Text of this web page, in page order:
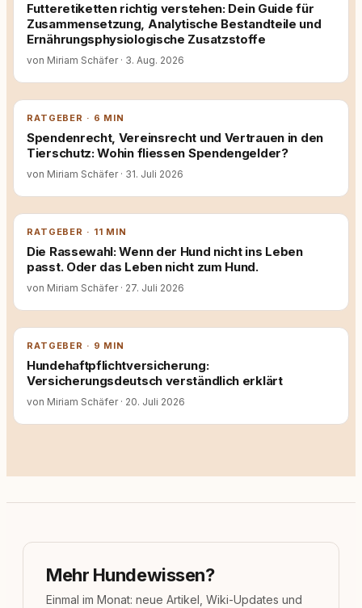
Futteretiketten richtig verstehen: Dein Guide für
Zusammensetzung, Analytische Bestandteile und
Ernährungsphysiologische Zusatzstoffe
von Miriam Schäfer · 3. Aug. 2026
RATGEBER · 6 MIN
Spendenrecht, Vereinsrecht und Vertrauen in den
Tierschutz: Wohin fliessen Spendengelder?
von Miriam Schäfer · 31. Juli 2026
RATGEBER · 11 MIN
Die Rassewahl: Wenn der Hund nicht ins Leben
passt. Oder das Leben nicht zum Hund.
von Miriam Schäfer · 27. Juli 2026
RATGEBER · 9 MIN
Hundehaftpflichtversicherung:
Versicherungsdeutsch verständlich erklärt
von Miriam Schäfer · 20. Juli 2026
Mehr Hundewissen?
Einmal im Monat: neue Artikel, Wiki-Updates und